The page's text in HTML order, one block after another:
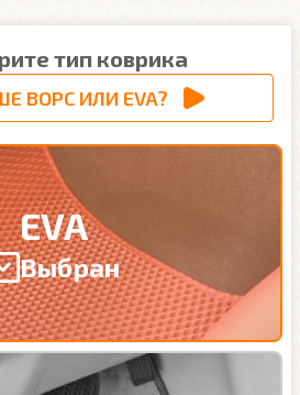
тип коврика
ВОРС ИЛИ EVA?
EVA
Выбран